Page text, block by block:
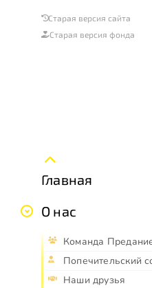
Старая версия сайта
Старая версия фонда
Главная
О нас
Команда
Попечительский
Наши друзья